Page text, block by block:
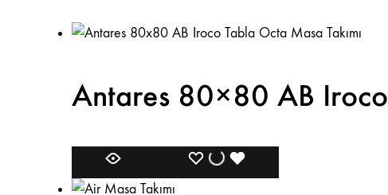
Antares 80×80 AB Iroco